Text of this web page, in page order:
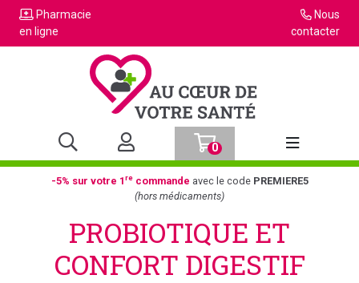
Pharmacie
en ligne
Nous
contacter
0
Afficher la
-5% sur votre 1recommande avec le code PREMIERE5
(hors médicaments)
PROBIOTIQUE ET
CONFORT DIGESTIF